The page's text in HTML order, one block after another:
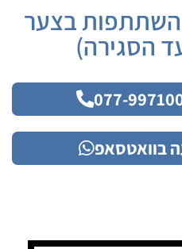
בצער
הסגירה)
בוואטסאפ